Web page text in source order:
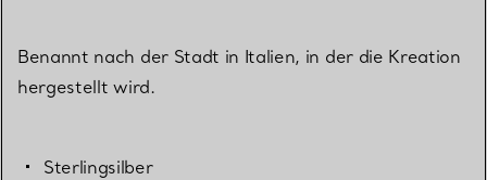
Benannt nach der Stadt in Italien, in der die Kreation
hergestellt wird.
Sterlingsilber